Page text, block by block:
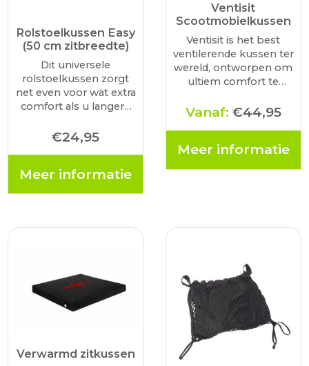
Rolstoelkussen Easy
(50 cm zitbreedte)
Dit universele
rolstoelkussen zorgt
net even voor wat extra
comfort als u langere
rolstoel zit. Het kussen
is voorzien van een
om de huidige zitting
€24,95
Meer informatie
Ventisit
Scootmobielkussen
Ventisit is het best
ventilerende kussen ter
wereld, ontworpen om
ultiem comfort te
zwaarste
omstandigheden. Het
van 39 x 39 cm en een
Vanaf: €44,95
Meer informatie
Verwarmd zitkussen